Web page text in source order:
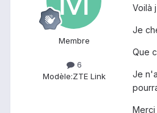
Membre
6
Modèle:ZTE Link
Voilà
Je
Que
Je
Merci